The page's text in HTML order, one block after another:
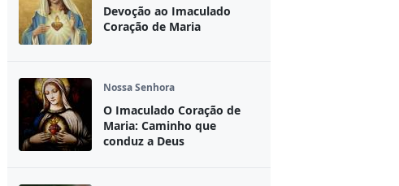
Devoção ao Imaculado
Coração de Maria
Nossa Senhora
O Imaculado Coração de
Maria: Caminho que
conduz a Deus